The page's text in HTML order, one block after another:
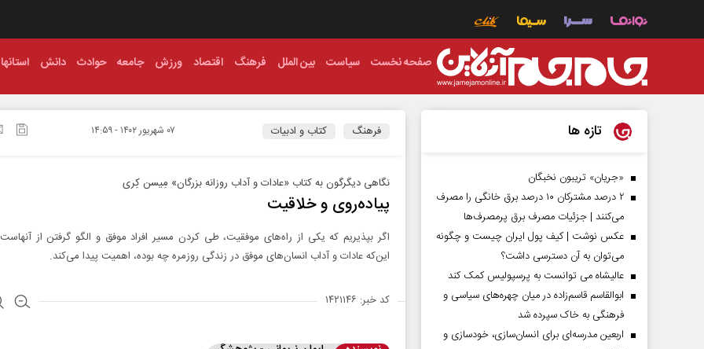
صفحه نخست سیاست بین الملل فرهنگ اقتصاد ورزش جامعه حوادث دانش استانها
فرهنگ کتاب و ادبیات ۰۷ شهريور ۱۴۰۲ - ۱۴:۵۹
نگاهی دیگرگون به کتاب «عادات و آداب روزانه بزرگان» مِیسن کِری
پیاده‌روی و خلاقیت
اگر بپذیریم که یکی از راه‌های موفقیت، طی کردن مسیر افراد موفق و الگو گرفتن از
این‌که عادات و آداب انسان‌های موفق در زندگی روزمره چه بوده، اهمیت پیدا می‌کند.
کد خبر: ۱۴۲۱۱۴۶
تازه ها
«جریان» تریبون نخبگان
۲ درصد مشترکان ۱۰ درصد برق خانگی را مصرف
می‌کنند | جزئیات مصرف برق پرمصرف‌ها
عکس نوشت | کیف پول ایران چیست و چگونه
می‌توان به آن دسترسی داشت؟
عالیشاه می توانست به پرسپولیس کمک کند
ابوالقاسم قاسم‌زاده در میان چهره‌های سیاسی و
فرهنگی به خاک سپرده شد
اربعین مدرسه‌ای برای انسان‌سازی، خودسازی و